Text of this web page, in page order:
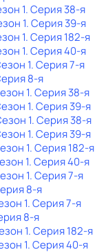
1. Серия 38-я
1. Серия 39-я
1. Серия 182-я
1. Серия 40-я
1. Серия 7-я
8-я
1. Серия 38-я
1. Серия 39-я
1. Серия 38-я
1. Серия 39-я
1. Серия 182-я
1. Серия 40-я
1. Серия 7-я
8-я
1. Серия 7-я
8-я
1. Серия 182-я
1. Серия 40-я